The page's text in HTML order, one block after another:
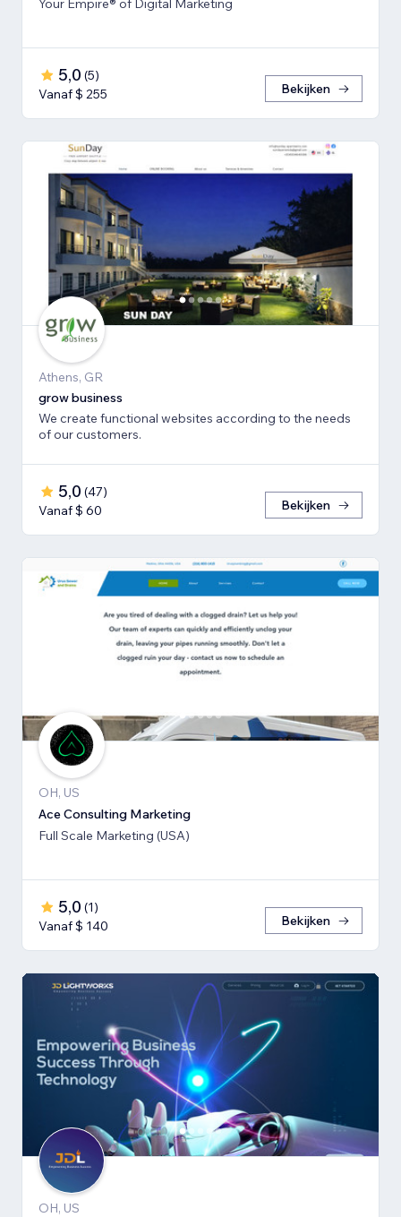
Your Empire® of Digital Marketing
5,0 (5)
Vanaf $ 255
Bekijken
Athens, GR
grow business
We create functional websites according to the needs
of our customers.
5,0 (47)
Vanaf $ 60
Bekijken
OH, US
Ace Consulting Marketing
Full Scale Marketing (USA)
5,0 (1)
Vanaf $ 140
Bekijken
OH, US